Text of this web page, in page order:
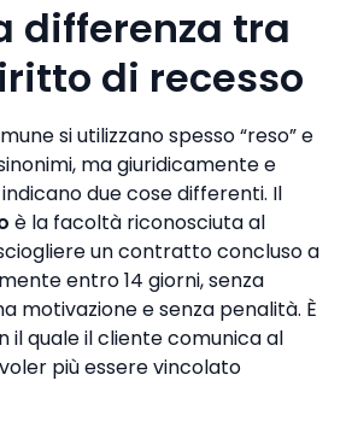
differenza tra
di recesso
si utilizzano spesso “reso” e
ma giuridicamente e
due cose differenti. Il
è la facoltà riconosciuta al
un contratto concluso a
entro 14 giorni, senza
motivazione e senza penalità. È
il quale il cliente comunica al
più essere vincolato